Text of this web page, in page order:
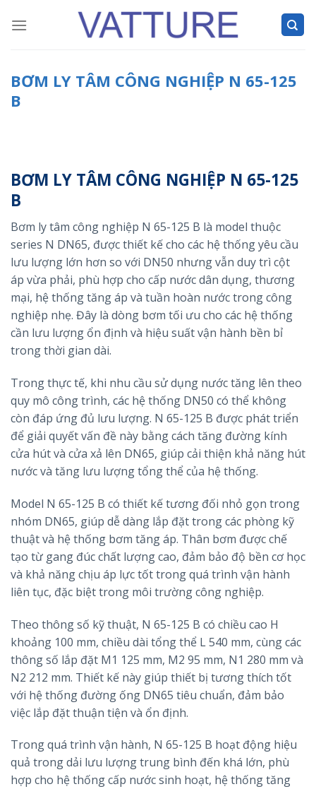
BƠM LY TÂM CÔNG NGHIỆP N 65-125
B
BƠM LY TÂM CÔNG NGHIỆP N 65-125
B
Bơm ly tâm công nghiệp N 65-125 B là model thuộc
series N DN65, được thiết kế cho các hệ thống yêu cầu
lưu lượng lớn hơn so với DN50 nhưng vẫn duy trì cột
áp vừa phải, phù hợp cho cấp nước dân dụng, thương
mại, hệ thống tăng áp và tuần hoàn nước trong công
nghiệp nhẹ. Đây là dòng bơm tối ưu cho các hệ thống
cần lưu lượng ổn định và hiệu suất vận hành bền bỉ
trong thời gian dài.
Trong thực tế, khi nhu cầu sử dụng nước tăng lên theo
quy mô công trình, các hệ thống DN50 có thể không
còn đáp ứng đủ lưu lượng. N 65-125 B được phát triển
để giải quyết vấn đề này bằng cách tăng đường kính
cửa hút và cửa xả lên DN65, giúp cải thiện khả năng hút
nước và tăng lưu lượng tổng thể của hệ thống.
Model N 65-125 B có thiết kế tương đối nhỏ gọn trong
nhóm DN65, giúp dễ dàng lắp đặt trong các phòng kỹ
thuật và hệ thống bơm tăng áp. Thân bơm được chế
tạo từ gang đúc chất lượng cao, đảm bảo độ bền cơ học
và khả năng chịu áp lực tốt trong quá trình vận hành
liên tục, đặc biệt trong môi trường công nghiệp.
Theo thông số kỹ thuật, N 65-125 B có chiều cao H
khoảng 100 mm, chiều dài tổng thể L 540 mm, cùng các
thông số lắp đặt M1 125 mm, M2 95 mm, N1 280 mm và
N2 212 mm. Thiết kế này giúp thiết bị tương thích tốt
với hệ thống đường ống DN65 tiêu chuẩn, đảm bảo
việc lắp đặt thuận tiện và ổn định.
Trong quá trình vận hành, N 65-125 B hoạt động hiệu
quả trong dải lưu lượng trung bình đến khá lớn, phù
hợp cho hệ thống cấp nước sinh hoạt, hệ thống tăng